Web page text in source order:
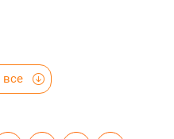
все